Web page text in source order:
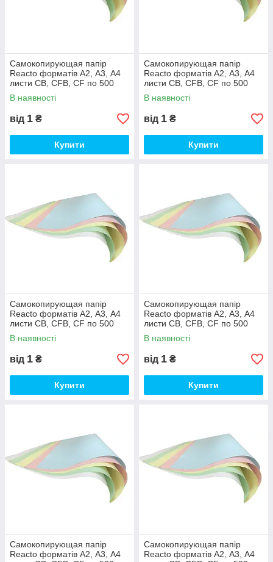
Самокопирующая папір
Reacto форматів А2, А3, А4
листи CB, CFB, CF по 500
аркушів CB, А3 (30,50х43 см),
Жовтий
В наявності
від 1 ₴
Купити
Самокопирующая папір
Reacto форматів А2, А3, А4
листи CB, CFB, CF по 500
аркушів CB, А3 (30,50х43 см),
Рожевий
В наявності
від 1 ₴
Купити
Самокопирующая папір
Reacto форматів А2, А3, А4
листи CB, CFB, CF по 500
аркушів CB, А3 (30,50х43 см),
Блакитний
В наявності
від 1 ₴
Купити
Самокопирующая папір
Reacto форматів А2, А3, А4
листи CB, CFB, CF по 500
аркушів CB, А3 (30,50х43 см),
Зелений
В наявності
від 1 ₴
Купити
Самокопирующая папір
Reacto форматів А2, А3, А4
Самокопирующая папір
Reacto форматів А2, А3, А4